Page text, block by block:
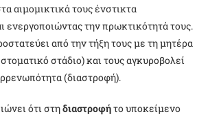
αιμομικτικά τους ένστικτα
ενεργοποιώντας την πρωκτικότητά τους.
από την τήξη τους με τη μητέρα
στάδιο) και τους αγκυροβολεί
(διαστροφή).
ότι στηδιαστροφήτο υποκείμενο